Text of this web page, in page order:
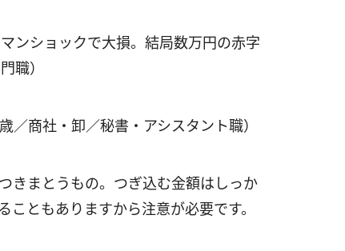
ンショックで大損。結局数万円の赤字
職）
／商社・卸／秘書・アシスタント職）
きまとうもの。つぎ込む金額はしっか
ともありますから注意が必要です。